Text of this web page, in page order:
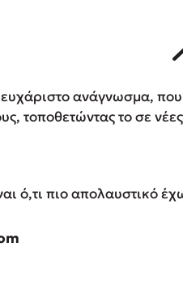
ευχάριστο ανάγνωσμα, που
τοποθετώντας το σε νέες
ό,τι πιο απολαυστικό